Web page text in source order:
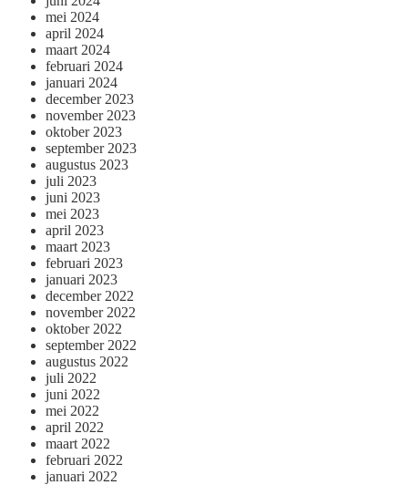
mei 2024
april 2024
maart 2024
februari 2024
januari 2024
december 2023
november 2023
oktober 2023
september 2023
augustus 2023
juli 2023
juni 2023
mei 2023
april 2023
maart 2023
februari 2023
januari 2023
december 2022
november 2022
oktober 2022
september 2022
augustus 2022
juli 2022
juni 2022
mei 2022
april 2022
maart 2022
februari 2022
januari 2022